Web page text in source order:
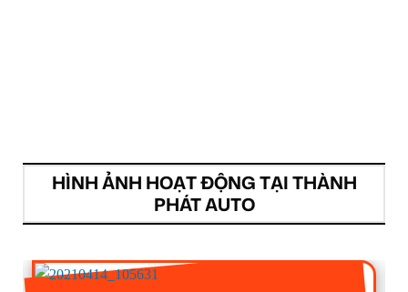
HÌNH ẢNH HOẠT ĐỘNG TẠI THÀNH
PHÁT AUTO